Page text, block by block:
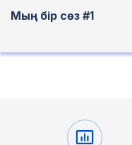
Мың бір сөз #1